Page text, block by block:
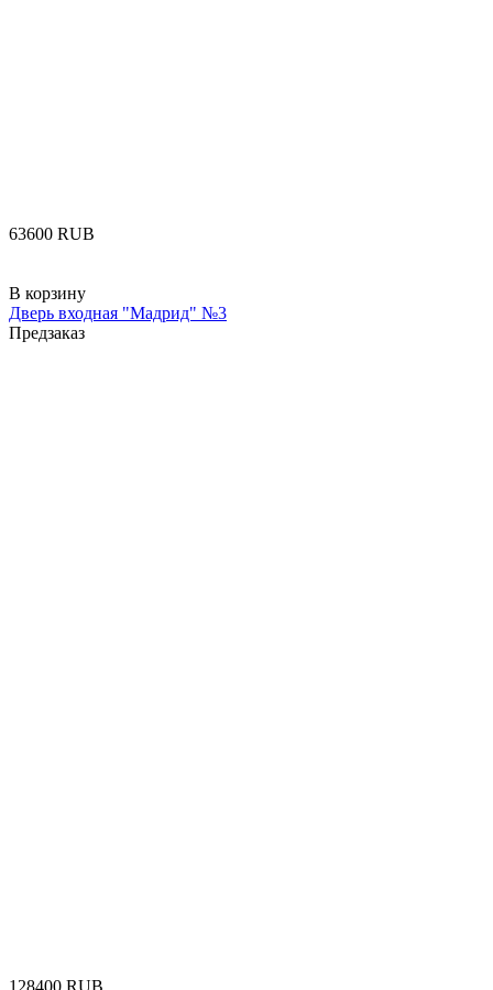
‍63600‍ RUB
В корзину
Дверь входная "Мадрид" №3
Предзаказ
‍128400‍ RUB